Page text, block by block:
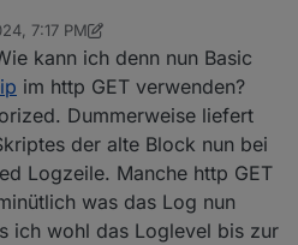
unter Variablen - wie bei
den neuen Baustein kann man
ggf. auch HTTP-Header (z.B.
Response-Code, usw.
7:17 PM
Mar 18, 2024, 8:18 PM
kann ich denn nun Basic
im http GET verwenden?
Dummerweise liefert
der alte Block nun bei
Logzeile. Manche http GET
was das Log nun
ich wohl das Loglevel bis zur